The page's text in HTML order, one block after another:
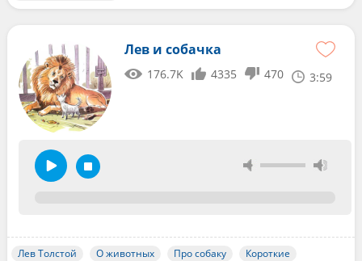
Лев и собачка
176.7K 4335 470 3:59
Лев Толстой О животных Про собаку
Короткие